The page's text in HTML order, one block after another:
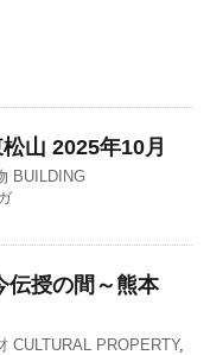
山 2025年10月
BUILDING
伝授の間～熊本
CULTURAL PROPERTY,